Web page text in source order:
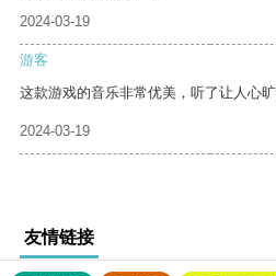
2024-03-19
游客
这款游戏的音乐非常优美，听了让人心旷
2024-03-19
友情链接